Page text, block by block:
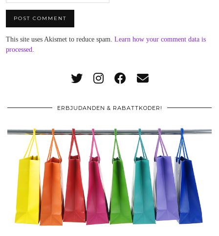
This site uses Akismet to reduce spam. Learn how your comment data is
processed.
ERBJUDANDEN & RABATTKODER!